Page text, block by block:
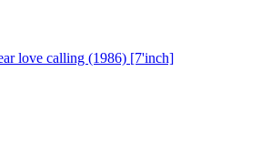
love calling (1986) [7'inch]